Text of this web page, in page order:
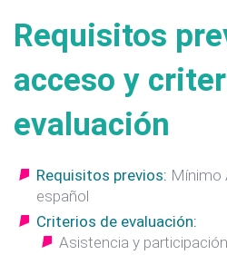
Requisitos
acceso y
evaluación
Requisitos previos: Mínimo
español
Criterios de evaluación:
Asistencia y